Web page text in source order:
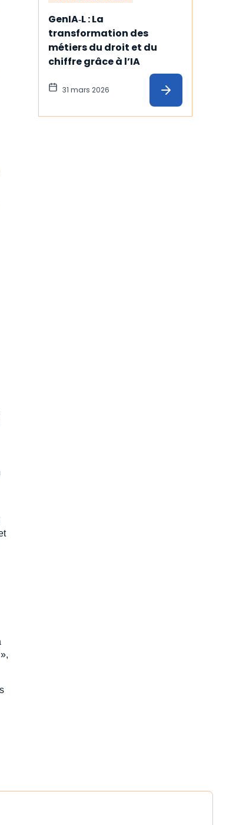
GenIA‑L : La
transformation des
métiers du droit et du
chiffre grâce à l’IA
31 mars 2026